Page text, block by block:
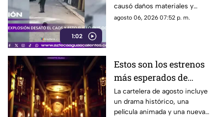
1:02
causó daños materiales y
generó un operativo de
agosto 06, 2026 07:52 p. m.
Estos son los estrenos
más esperados de
agosto
La cartelera de agosto incluye
un drama histórico, una
película animada y una nueva